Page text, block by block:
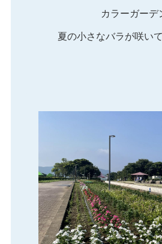
カラーガーデ
夏の小さなバラが咲い